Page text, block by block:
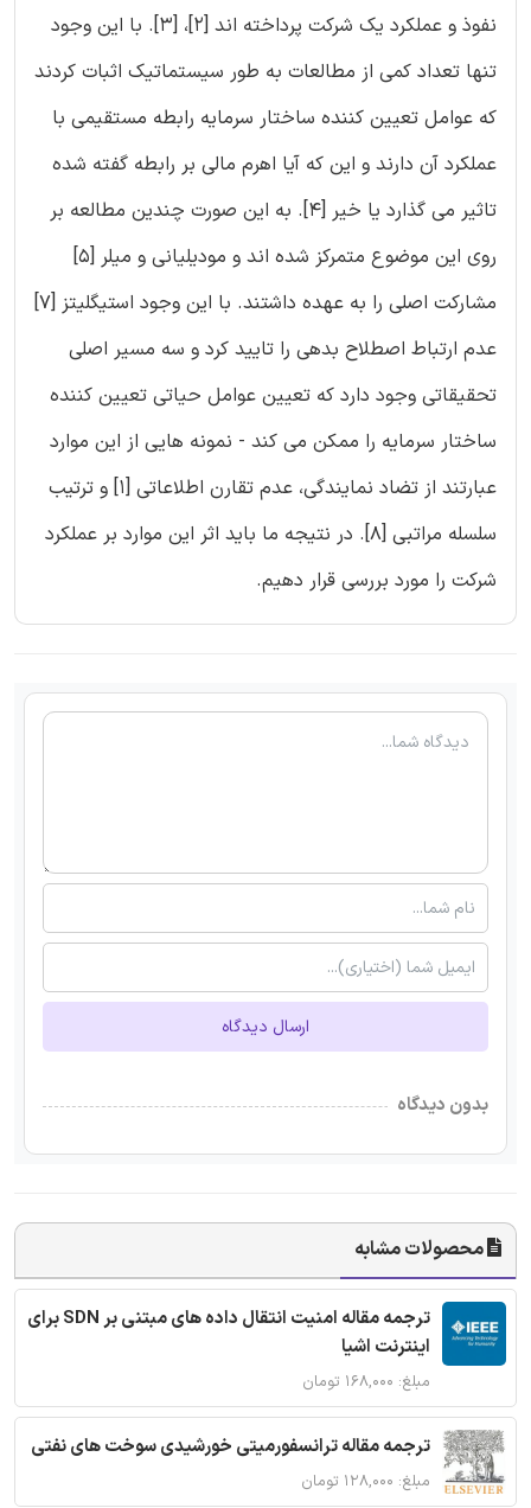
نفوذ و عملکرد یک شرکت پرداخته اند [‏2]‏، [‏3]‏. با این وجود
تنها تعداد کمی از مطالعات به طور سیستماتیک اثبات کردند
که عوامل تعیین کننده ساختار سرمایه رابطه مستقیمی با
عملکرد آن دارند و این که آیا اهرم مالی بر رابطه گفته شده
تاثیر می گذارد یا خیر [‏4]‏. به این صورت چندین مطالعه بر
روی این موضوع متمرکز شده اند و مودیلیانی و میلر [‏5]‏
مشارکت اصلی را به عهده داشتند. با این وجود استیگلیتز [‏7]‏
عدم ارتباط اصطلاح بدهی را تایید کرد و سه مسیر اصلی
تحقیقاتی وجود دارد که تعیین عوامل حیاتی تعیین کننده
ساختار سرمایه را ممکن می کند - نمونه هایی از این موارد
عبارتند از تضاد نمایندگی، عدم تقارن اطلاعاتی [‏1]‏ و ترتیب
سلسله مراتبی [8]‏. در نتیجه ما باید اثر این موارد بر عملکرد
شرکت را مورد بررسی قرار دهیم.
ارسال دیدگاه
بدون دیدگاه
محصولات مشابه
ترجمه مقاله امنیت انتقال داده های مبتنی بر SDN برای
اینترنت اشیا
مبلغ: ۱۶۸,۰۰۰ تومان
ترجمه مقاله ترانسفورمیتی خورشیدی سوخت های نفتی
مبلغ: ۱۲۸,۰۰۰ تومان